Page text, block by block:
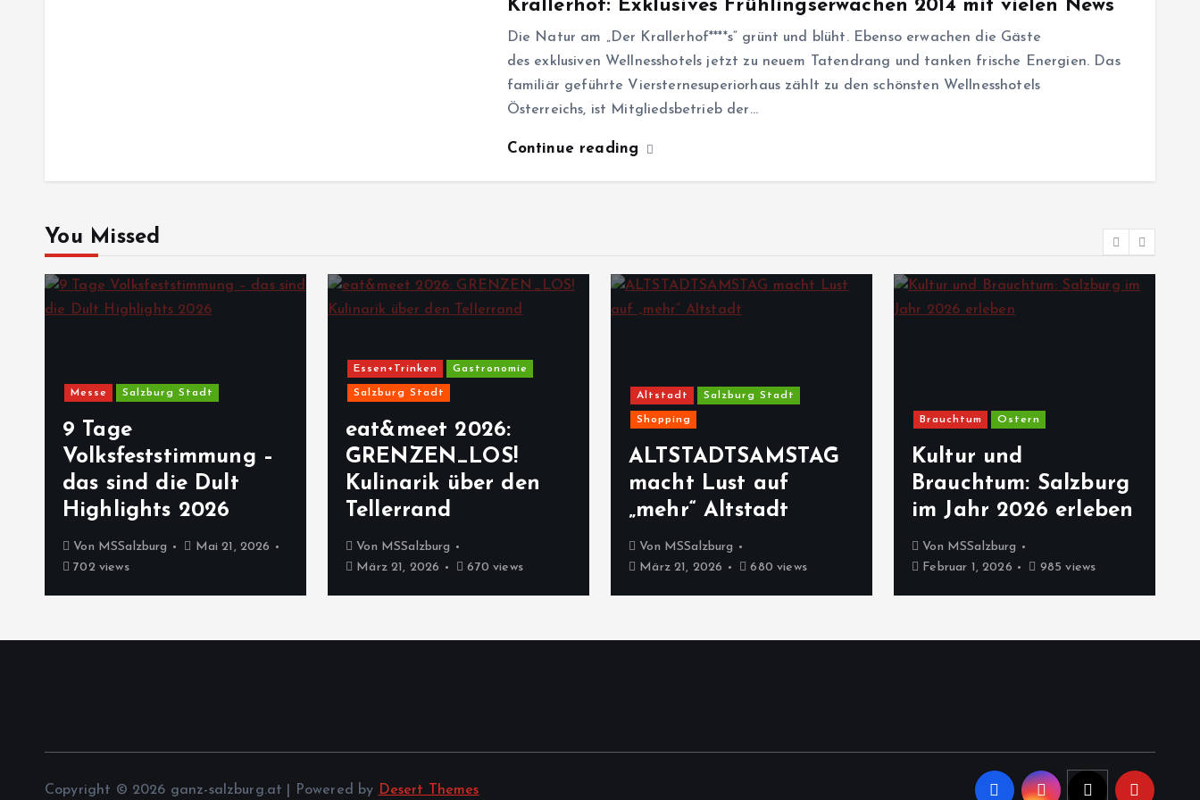
Krallerhof: Exklusives Frühlingserwachen 2014 mit vielen News
Die Natur am „Der Krallerhof****s“ grünt und blüht. Ebenso erwachen die Gäste
des exklusiven Wellnesshotels jetzt zu neuem Tatendrang und tanken frische Energien. Das
familiär geführte Viersternesuperiorhaus zählt zu den schönsten Wellnesshotels
Österreichs, ist Mitgliedsbetrieb der…
Continue reading
You Missed
Messe Salzburg Stadt
9 Tage
Volksfeststimmung –
das sind die Dult
Highlights 2026
Von MSSalzburg
Mai 21, 2026
702 views
Essen+Trinken Gastronomie
Salzburg Stadt
eat&meet 2026:
GRENZEN_LOS!
Kulinarik über den
Tellerrand
Von MSSalzburg
März 21, 2026
670 views
Altstadt Salzburg Stadt
Shopping
ALTSTADTSAMSTAG
macht Lust auf
„mehr“ Altstadt
Von MSSalzburg
März 21, 2026
680 views
Brauchtum Ostern
Kultur und
Brauchtum: Salzburg
im Jahr 2026 erleben
Von MSSalzburg
Februar 1, 2026
985 views
Copyright © 2026 ganz-salzburg.at | Powered by Desert Themes